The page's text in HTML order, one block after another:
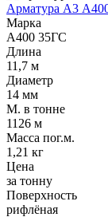
Арматура А3
Марка
А400 35ГС
Длина
11,7 м
Диаметр
14 мм
М. в тонне
1126 м
Масса пог.м.
1,21 кг
Цена
за тонну
Поверхность
рифлёная